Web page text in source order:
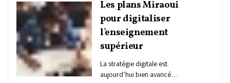
Les plans Miraoui
pour digitaliser
l'enseignement
supérieur
La stratégie digitale est
aujourd’hui bien avancée.